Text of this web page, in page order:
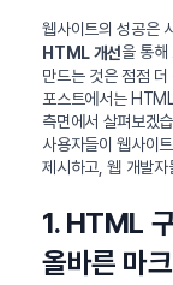
웹사이트의 성공은
HTML 개선을 통해
만드는 것은 점점
포스트에서는
측면에서 살펴보겠
사용자들이 웹사이
제시하고, 웹 개발자
1. HTML
올바른 마